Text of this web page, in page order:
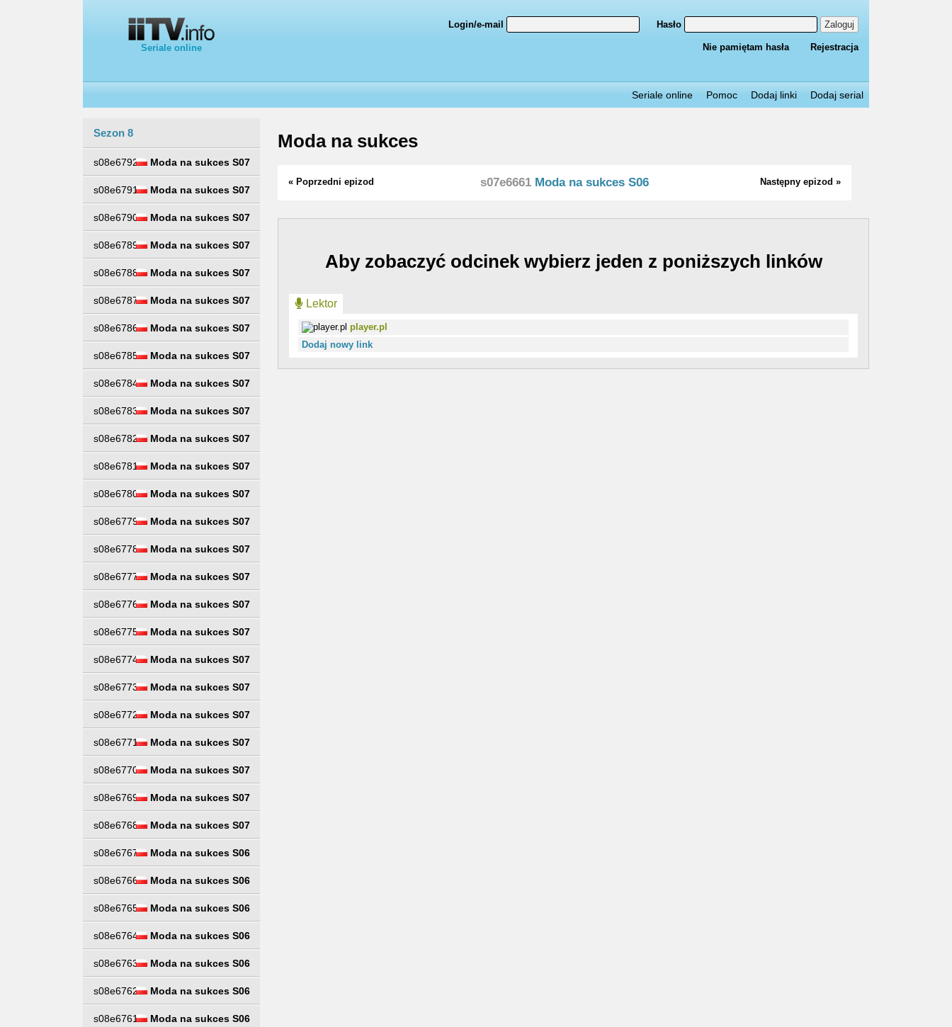
Seriale online
Login/e-mail Hasło Zaloguj
Nie pamiętam hasła Rejestracja
Seriale online Pomoc Dodaj linki Dodaj serial
Sezon 8
s08e6792 Moda na sukces S07
s08e6791 Moda na sukces S07
s08e6790 Moda na sukces S07
s08e6789 Moda na sukces S07
s08e6788 Moda na sukces S07
s08e6787 Moda na sukces S07
s08e6786 Moda na sukces S07
s08e6785 Moda na sukces S07
s08e6784 Moda na sukces S07
s08e6783 Moda na sukces S07
s08e6782 Moda na sukces S07
s08e6781 Moda na sukces S07
s08e6780 Moda na sukces S07
s08e6779 Moda na sukces S07
s08e6778 Moda na sukces S07
s08e6777 Moda na sukces S07
s08e6776 Moda na sukces S07
s08e6775 Moda na sukces S07
s08e6774 Moda na sukces S07
s08e6773 Moda na sukces S07
s08e6772 Moda na sukces S07
s08e6771 Moda na sukces S07
s08e6770 Moda na sukces S07
s08e6769 Moda na sukces S07
s08e6768 Moda na sukces S07
s08e6767 Moda na sukces S06
s08e6766 Moda na sukces S06
s08e6765 Moda na sukces S06
s08e6764 Moda na sukces S06
s08e6763 Moda na sukces S06
s08e6762 Moda na sukces S06
s08e6761 Moda na sukces S06
Moda na sukces
« Poprzedni epizod Następny epizod »
s07e6661 Moda na sukces S06
Aby zobaczyć odcinek wybierz jeden z poniższych linków
Lektor
player.pl
Dodaj nowy link